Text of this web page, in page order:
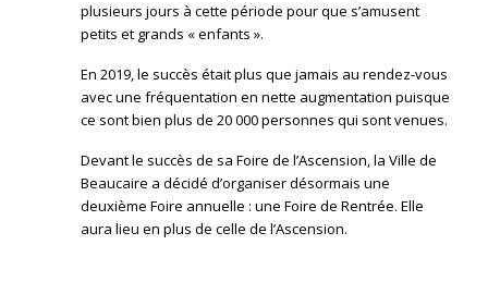
plusieurs jours à cette période pour que s’amusent
petits et grands « enfants ».
En 2019, le succès était plus que jamais au rendez-vous
avec une fréquentation en nette augmentation puisque
ce sont bien plus de 20 000 personnes qui sont venues.
Devant le succès de sa Foire de l’Ascension, la Ville de
Beaucaire a décidé d’organiser désormais une
deuxième Foire annuelle : une Foire de Rentrée. Elle
aura lieu en plus de celle de l’Ascension.